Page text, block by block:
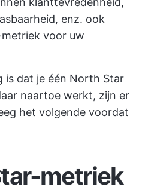
enz. ook
voor uw
is dat je één North Star
naartoe werkt, zijn er
het volgende voordat
metriek